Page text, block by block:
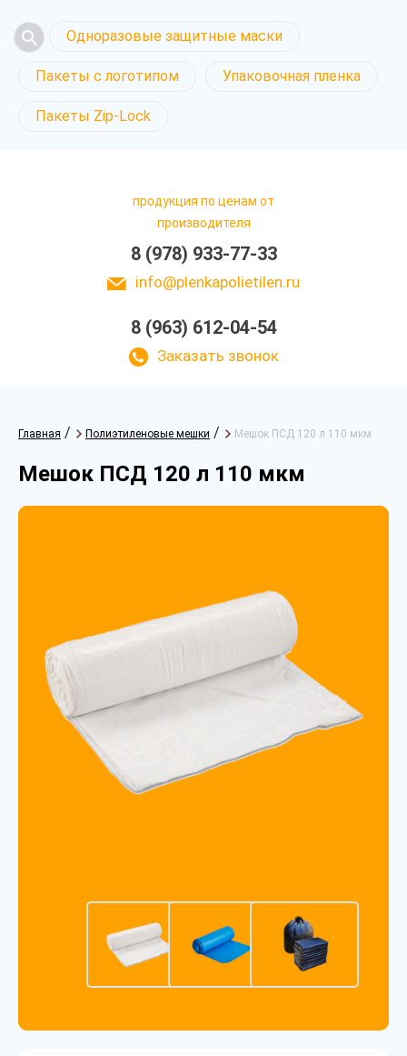
Одноразовые защитные маски
Пакеты с логотипом Упаковочная пленка
Пакеты Zip-Lock
продукция по ценам от
производителя
8 (978) 933-77-33
info@plenkapolietilen.ru
8 (963) 612-04-54
Заказать звонок
Главная / Полиэтиленовые мешки / Мешок ПСД 120 л 110 мкм
Мешок ПСД 120 л 110 мкм